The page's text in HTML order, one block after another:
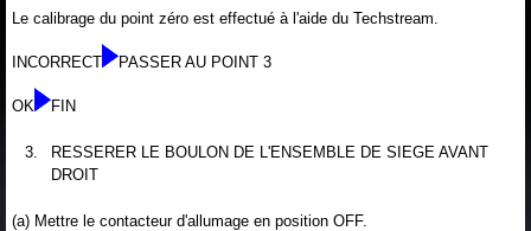
Le calibrage du point zéro est effectué à l'aide du Techstream.
INCORRECT PASSER AU POINT 3
OK FIN
3.
RESSERER LE BOULON DE L'ENSEMBLE DE SIEGE AVANT
DROIT
(a) Mettre le contacteur d'allumage en position OFF.